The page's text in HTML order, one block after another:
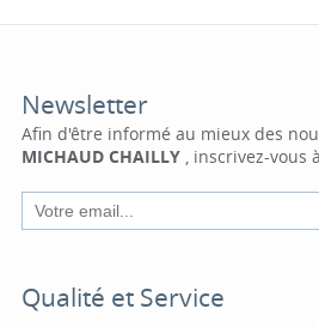
Newsletter
Afin d'être informé au mieux des
MICHAUD CHAILLY, inscrivez-vous
Qualité et Service